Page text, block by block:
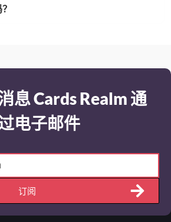
息 Cards Realm 通
电子邮件
订阅